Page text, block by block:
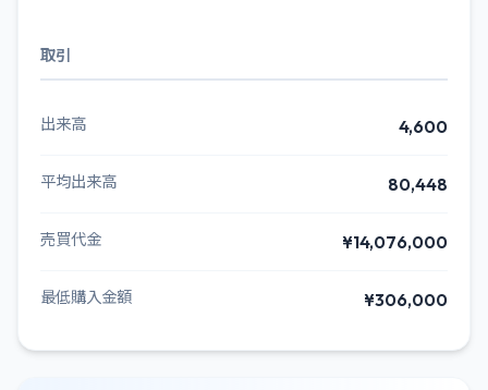
取引
出来高 4,600
平均出来高 80,448
売買代金 ¥14,076,000
最低購入金額 ¥306,000